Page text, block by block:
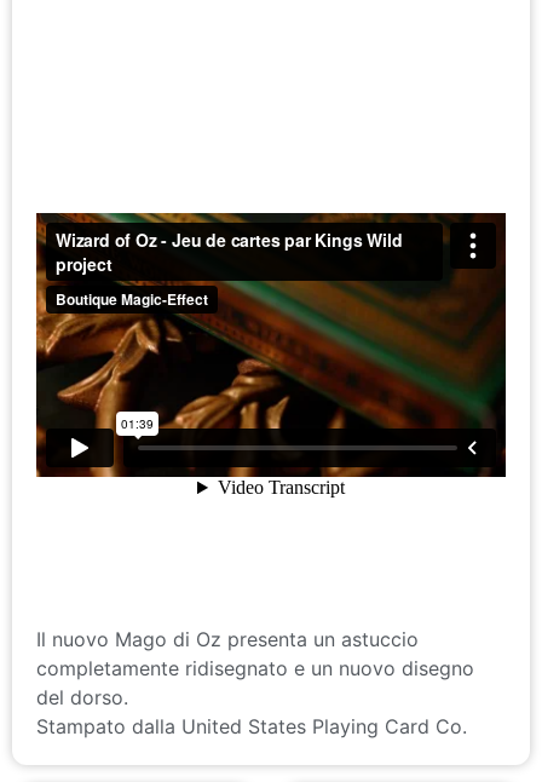
Il nuovo Mago di Oz presenta un astuccio
completamente ridisegnato e un nuovo disegno
del dorso.
Stampato dalla United States Playing Card Co.